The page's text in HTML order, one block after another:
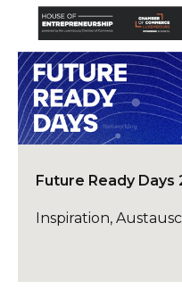
Future Ready Days
Inspiration,